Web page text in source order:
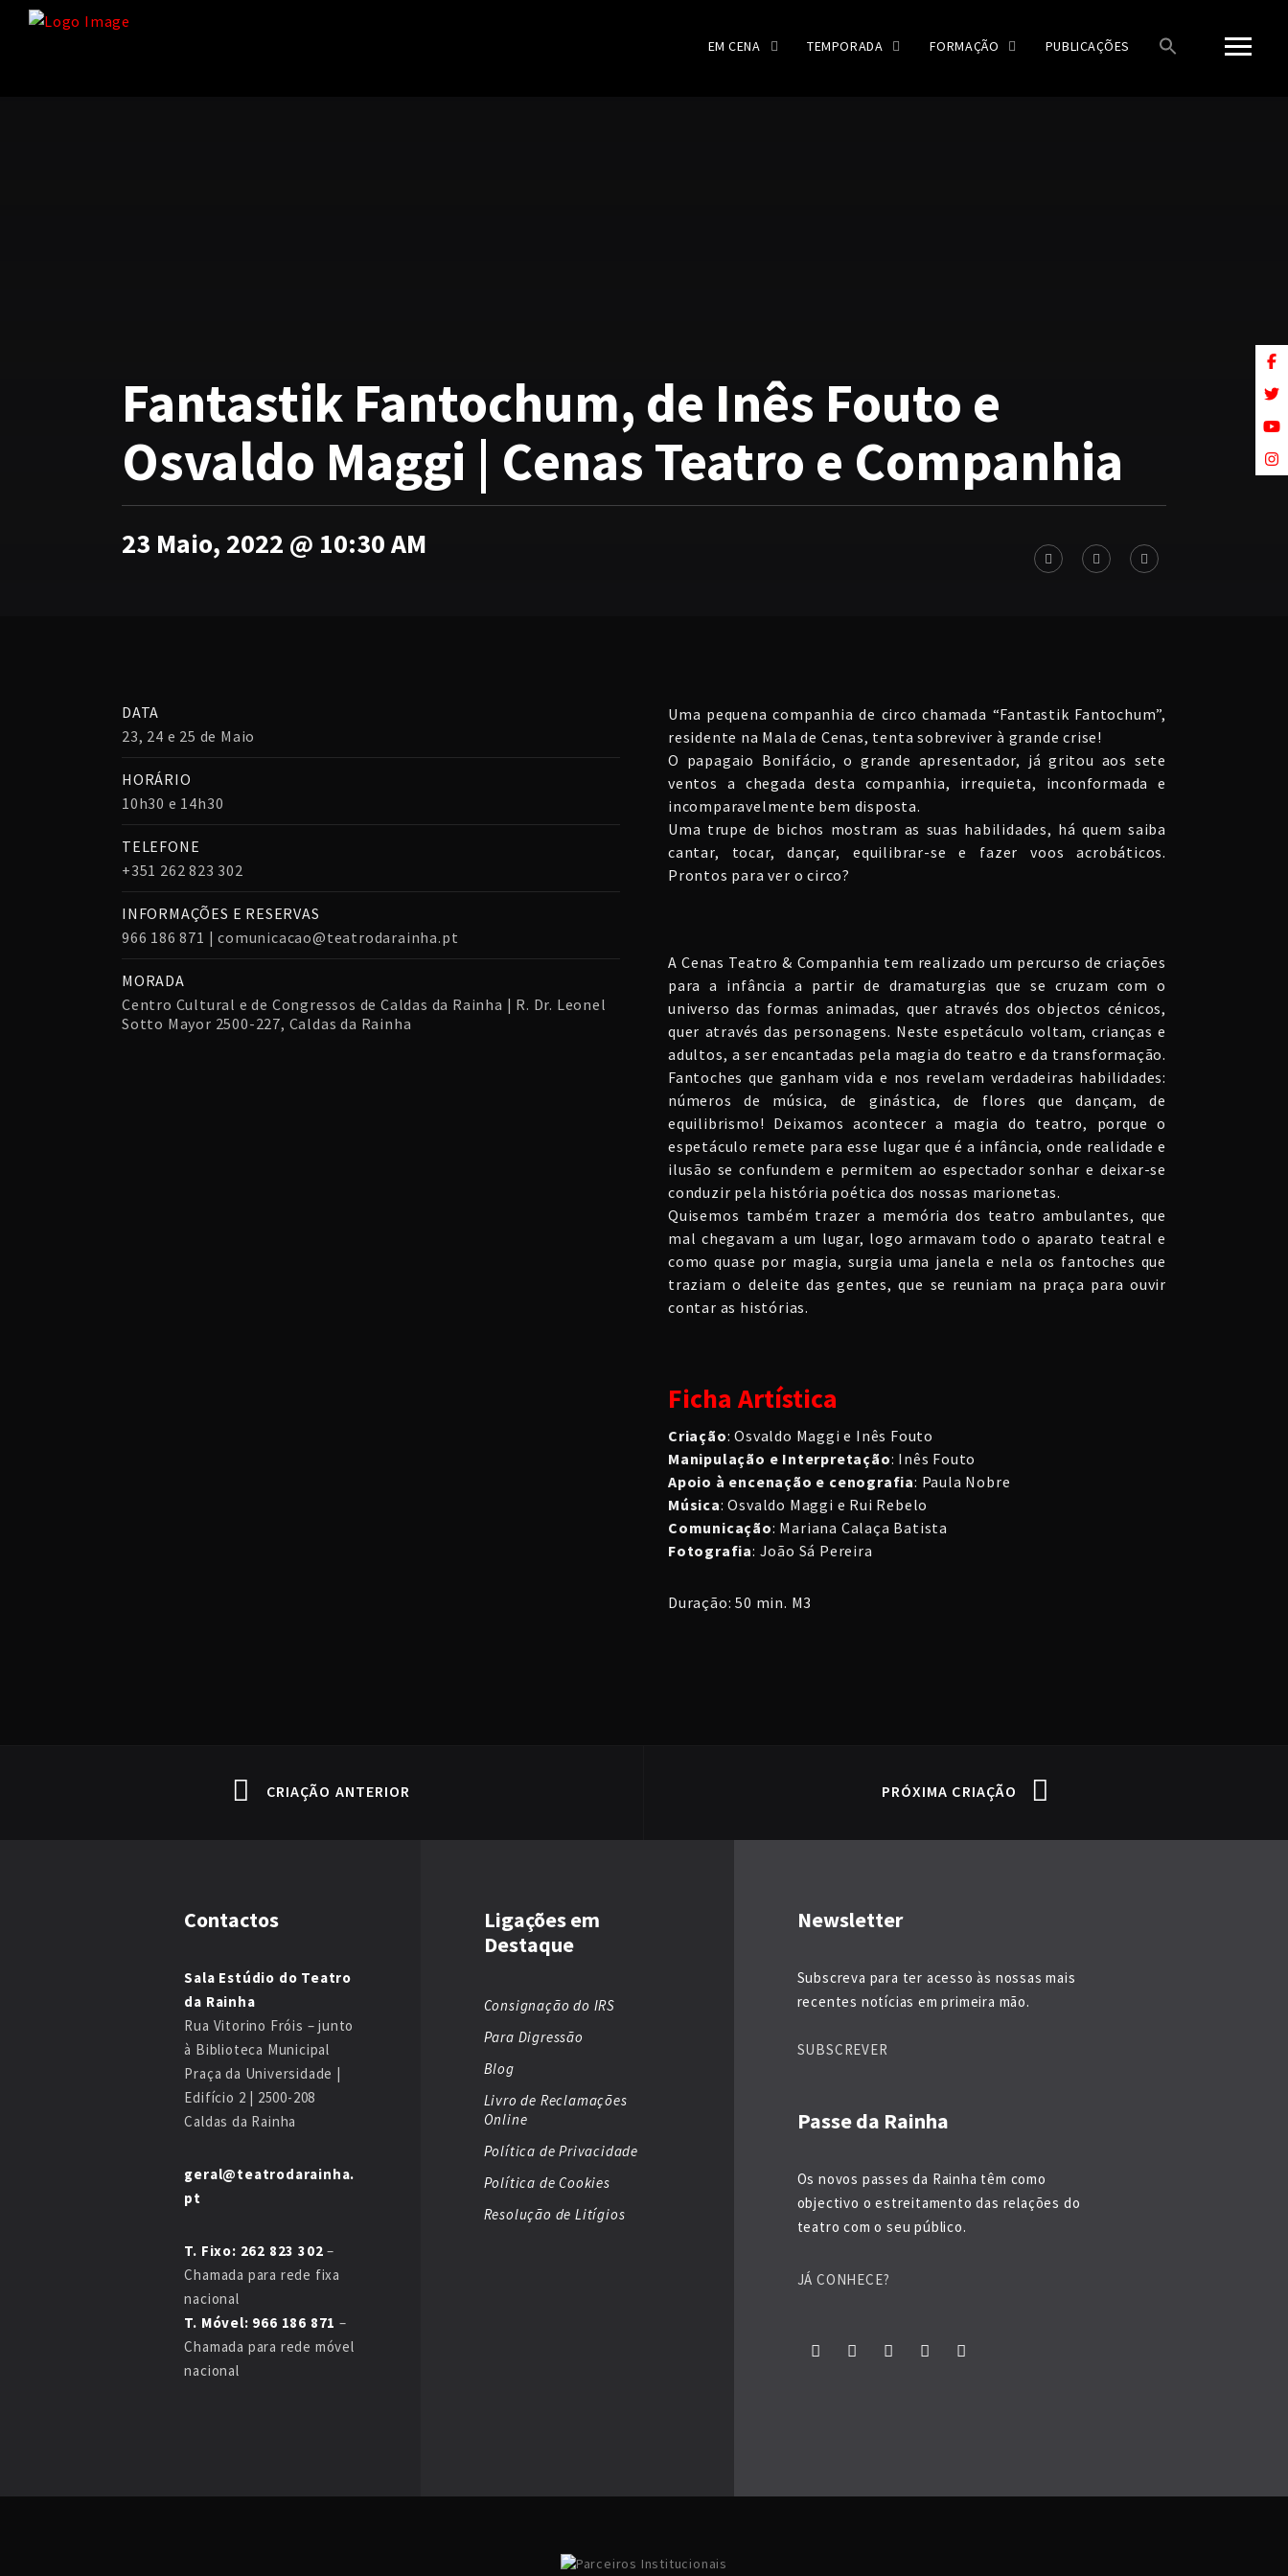
EM CENA TEMPORADA FORMAÇÃO PUBLICAÇÕES
Fantastik Fantochum, de Inês Fouto e
Osvaldo Maggi | Cenas Teatro e Companhia
23 Maio, 2022 @ 10:30 AM
DATA
23, 24 e 25 de Maio
HORÁRIO
10h30 e 14h30
TELEFONE
+351 262 823 302
INFORMAÇÕES E RESERVAS
966 186 871 | comunicacao@teatrodarainha.pt
MORADA
Centro Cultural e de Congressos de Caldas da Rainha | R. Dr. Leonel
Sotto Mayor 2500-227, Caldas da Rainha
Uma pequena companhia de circo chamada “Fantastik Fantochum”,
residente na Mala de Cenas, tenta sobreviver à grande crise!
O papagaio Bonifácio, o grande apresentador, já gritou aos sete
ventos a chegada desta companhia, irrequieta, inconformada e
incomparavelmente bem disposta.
Uma trupe de bichos mostram as suas habilidades, há quem saiba
cantar, tocar, dançar, equilibrar-se e fazer voos acrobáticos.
Prontos para ver o circo?
A Cenas Teatro & Companhia tem realizado um percurso de criações
para a infância a partir de dramaturgias que se cruzam com o
universo das formas animadas, quer através dos objectos cénicos,
quer através das personagens. Neste espetáculo voltam, crianças e
adultos, a ser encantadas pela magia do teatro e da transformação.
Fantoches que ganham vida e nos revelam verdadeiras habilidades:
números de música, de ginástica, de flores que dançam, de
equilibrismo! Deixamos acontecer a magia do teatro, porque o
espetáculo remete para esse lugar que é a infância, onde realidade e
ilusão se confundem e permitem ao espectador sonhar e deixar-se
conduzir pela história poética dos nossas marionetas.
Quisemos também trazer a memória dos teatro ambulantes, que
mal chegavam a um lugar, logo armavam todo o aparato teatral e
como quase por magia, surgia uma janela e nela os fantoches que
traziam o deleite das gentes, que se reuniam na praça para ouvir
contar as histórias.
Ficha Artística
Criação: Osvaldo Maggi e Inês Fouto
Manipulação e Interpretação: Inês Fouto
Apoio à encenação e cenografia: Paula Nobre
Música: Osvaldo Maggi e Rui Rebelo
Comunicação: Mariana Calaça Batista
Fotografia: João Sá Pereira
Duração: 50 min. M3
CRIAÇÃO ANTERIOR PRÓXIMA CRIAÇÃO
Contactos
Sala Estúdio do Teatro
da Rainha
Rua Vitorino Fróis – junto
à Biblioteca Municipal
Praça da Universidade |
Edifício 2 | 2500-208
Caldas da Rainha
geral@teatrodarainha.
pt
T. Fixo: 262 823 302 –
Chamada para rede fixa
nacional
T. Móvel: 966 186 871 –
Chamada para rede móvel
nacional
Ligações em
Destaque
Consignação do IRS
Para Digressão
Blog
Livro de Reclamações
Online
Política de Privacidade
Política de Cookies
Resolução de Litígios
Newsletter
Subscreva para ter acesso às nossas mais
recentes notícias em primeira mão.
SUBSCREVER
Passe da Rainha
Os novos passes da Rainha têm como
objectivo o estreitamento das relações do
teatro com o seu público.
JÁ CONHECE?